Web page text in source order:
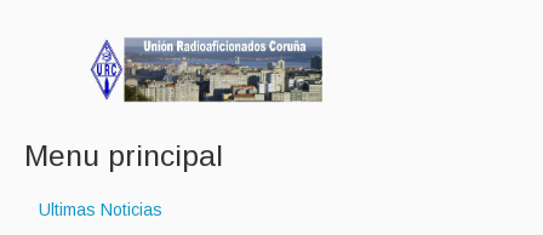
Menu principal
Ultimas Noticias